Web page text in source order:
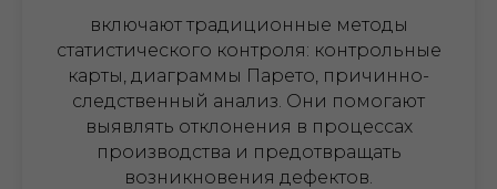
включают традиционные методы
статистического контроля: контрольные
карты, диаграммы Парето, причинно-
следственный анализ. Они помогают
выявлять отклонения в процессах
производства и предотвращать
возникновения дефектов.